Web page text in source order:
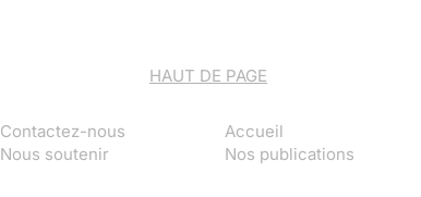
HAUT DE PAGE
Contactez-nous
Nous soutenir
Accueil
Nos publications